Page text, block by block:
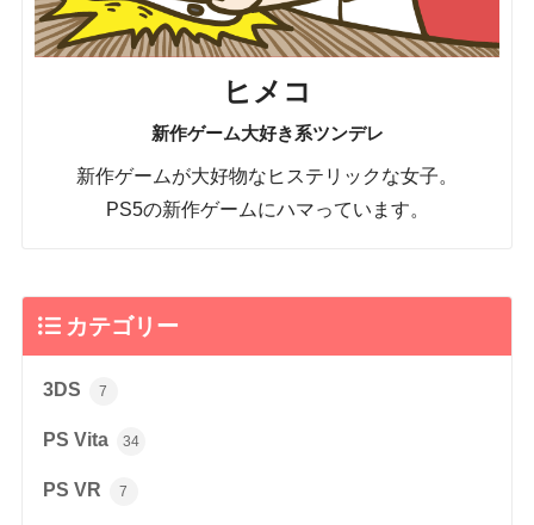
ヒメコ
新作ゲーム大好き系ツンデレ
新作ゲームが大好物なヒステリックな女子。
PS5の新作ゲームにハマっています。
カテゴリー
3DS 7
PS Vita 34
PS VR 7